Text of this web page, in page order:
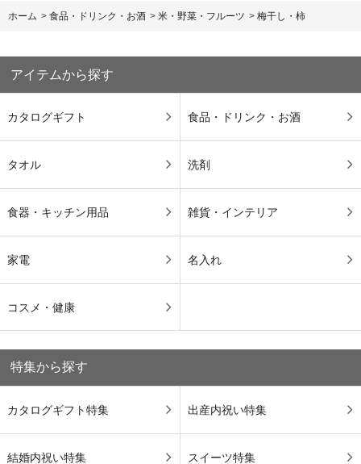
ホーム > 食品・ドリンク・お酒 > 米・野菜・フルーツ > 梅干し・柿
アイテムから探す
カタログギフト 食品・ドリンク・お酒
タオル 洗剤
食器・キッチン用品 雑貨・インテリア
家電 名入れ
コスメ・健康
特集から探す
カタログギフト特集 出産内祝い特集
結婚内祝い特集 スイーツ特集